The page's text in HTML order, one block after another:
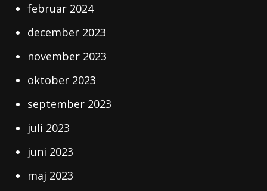
februar 2024
december 2023
november 2023
oktober 2023
september 2023
juli 2023
juni 2023
maj 2023